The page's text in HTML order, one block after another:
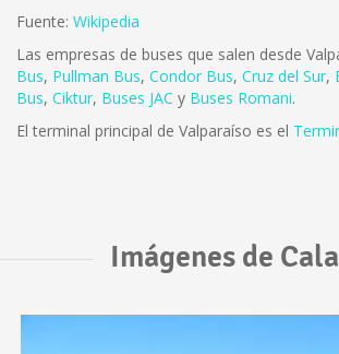
Fuente: Wikipedia
Las empresas de buses que salen desde
Bus, Pullman Bus, Condor Bus, Cruz del Sur,
Bus, Ciktur, Buses JAC y Buses Romani.
El terminal principal de Valparaíso es el
Imágenes de